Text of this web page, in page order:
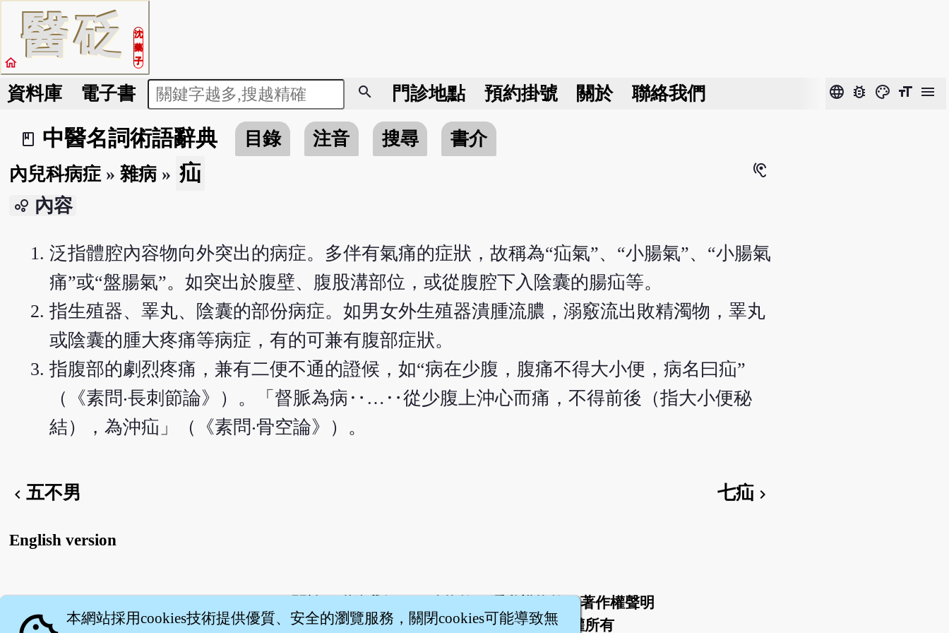
醫砭
沈
藥
子
home
資料庫 電子書 search 門診地點 預約掛號 關於 聯絡我們 language bug_report color_lens format_size menu
book_2
中醫名詞術語辭典 目錄 注音 搜尋
書介
內兒科病症» 雜病» 疝 hearing
bubble_chart 內容
泛指體腔內容物向外突出的病症。多伴有氣痛的症狀，故稱為“疝氣”、“小腸氣”、“小腸氣
痛”或“盤腸氣”。如突出於腹壁、腹股溝部位，或從腹腔下入陰囊的腸疝等。
指生殖器、睪丸、陰囊的部份病症。如男女外生殖器潰腫流膿，溺竅流出敗精濁物，睪丸
或陰囊的腫大疼痛等病症，有的可兼有腹部症狀。
指腹部的劇烈疼痛，兼有二便不通的證候，如“病在少腹，腹痛不得大小便，病名曰疝”
（《素問‧長刺節論》）。「督脈為病‥…‥從少腹上沖心而痛，不得前後（指大小便秘
結），為沖疝」（《素問‧骨空論》）。
chevron_left 五不男 七疝 chevron_right
English version
著作權聲明
智橐‧醫砭 沈藥子©2008～2026著作權所有
本網站採用cookies技術提供優質、安全的瀏覽服務，關閉cookies可能導致無